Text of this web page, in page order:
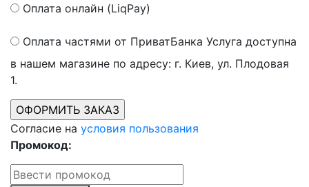
Оплата онлайн (LiqPay)
Оплата частями от ПриватБанка Услуга доступна
в нашем магазине по адресу: г. Киев, ул. Плодовая
1.
Согласие на условия пользования
Промокод: